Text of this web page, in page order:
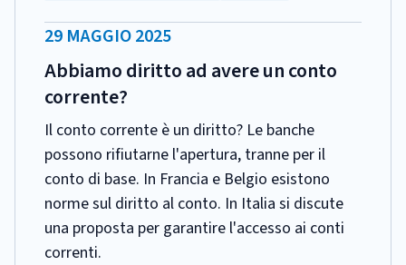
DATA
PUBBLICAZIONE:
29 MAGGIO 2025
Abbiamo diritto ad avere un conto
corrente?
Il conto corrente è un diritto? Le banche
possono rifiutarne l'apertura, tranne per il
conto di base. In Francia e Belgio esistono
norme sul diritto al conto. In Italia si discute
una proposta per garantire l'accesso ai conti
correnti.